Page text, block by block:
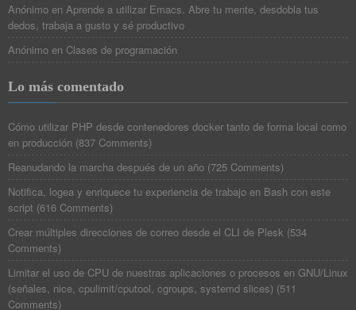
Anónimo en Aprende a utilizar Emacs. Abre tu mente, desdobla tus
dedos, trabaja a gusto y sé productivo
Anónimo en Clases de programación
Lo más comentado
Cómo utilizar PHP desde contenedores docker tanto de forma local como
en producción (837 Comments)
Reanudando la marcha después de un año (725 Comments)
Notifica, logea y enriquece tu experiencia de trabajo en Bash con este
script (616 Comments)
Crear múltiples direcciones de correo desde el CLI de Plesk (534
Comments)
Limitar el uso de CPU de nuestras aplicaciones o procesos en GNU/Linux
(señales, nice, cpulimit/cputool, cgroups, systemd slices) (511
Comments)